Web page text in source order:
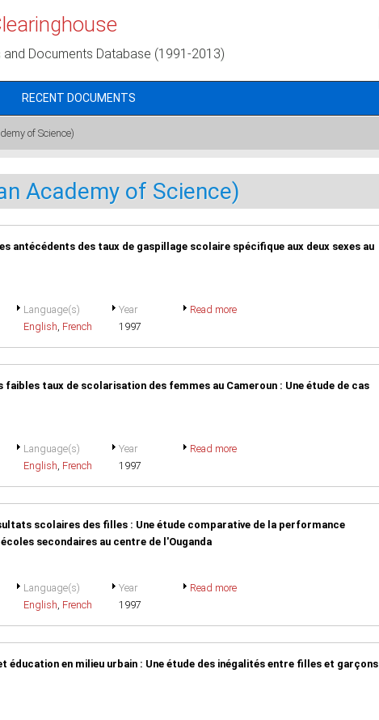
and Documents Database (1991-2013)
RECENT DOCUMENTS
of Science)
Academy of Science)
antécédents des taux de gaspillage scolaire spécifique aux deux sexes au
Language(s)
English, French
Year
1997
Read more
faibles taux de scolarisation des femmes au Cameroun : Une étude de cas
Language(s)
English, French
Year
1997
Read more
scolaires des filles : Une étude comparative de la performance
secondaires au centre de l'Ouganda
Language(s)
English, French
Year
1997
Read more
éducation en milieu urbain : Une étude des inégalités entre filles et garçons